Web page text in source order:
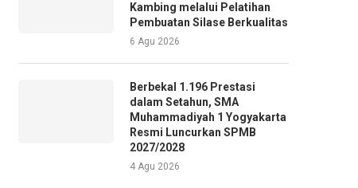
Kambing melalui Pelatihan
Pembuatan Silase Berkualitas
6 Agu 2026
Berbekal 1.196 Prestasi
dalam Setahun, SMA
Muhammadiyah 1 Yogyakarta
Resmi Luncurkan SPMB
2027/2028
4 Agu 2026